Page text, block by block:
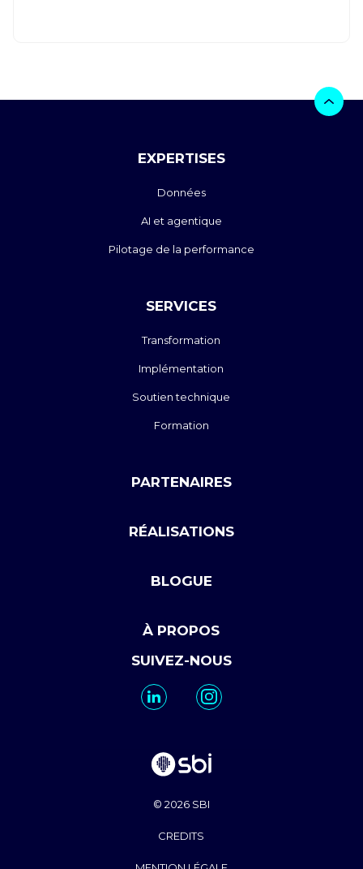
EXPERTISES
Données
AI et agentique
Pilotage de la performance
SERVICES
Transformation
Implémentation
Soutien technique
Formation
PARTENAIRES
RÉALISATIONS
BLOGUE
À PROPOS
SUIVEZ-NOUS
© 2026 SBI
CREDITS